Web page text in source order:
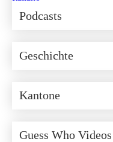
Podcasts
Geschichte
Kantone
Guess Who Videos